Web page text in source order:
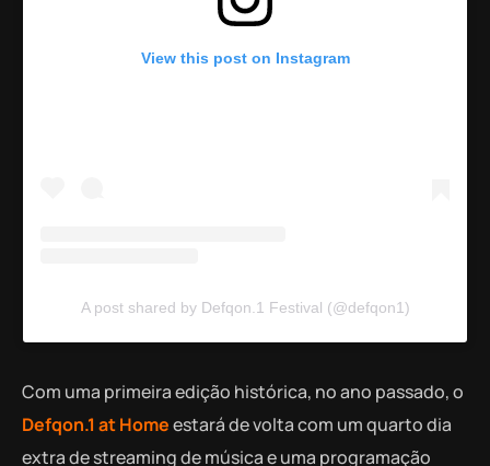
View this post on Instagram
A post shared by Defqon.1 Festival (@defqon1)
Com uma primeira edição histórica, no ano passado, o
Defqon.1 at Homeestará de volta com um quarto dia
extra de streaming de música e uma programação